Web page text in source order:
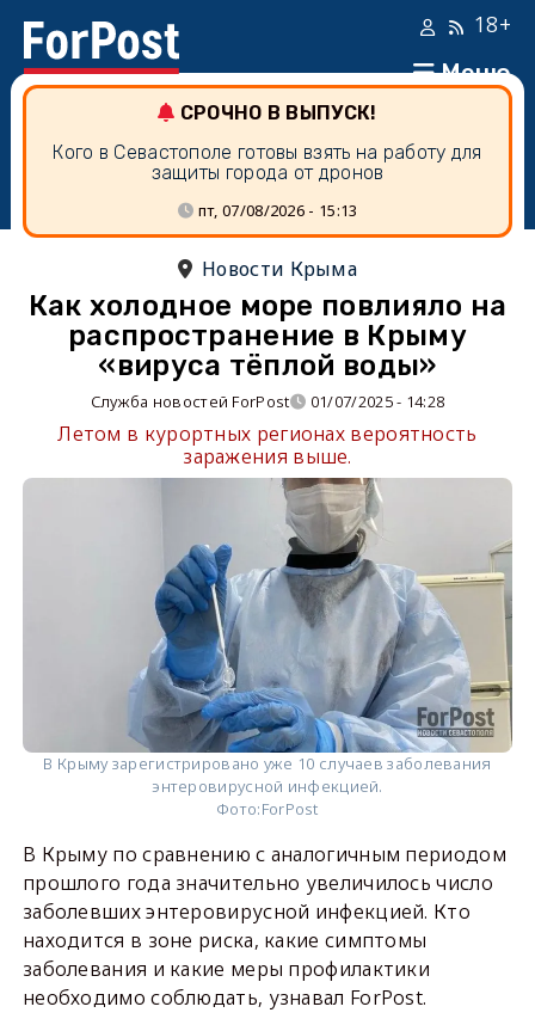
Меню
18+
СРОЧНО В ВЫПУСК!
Кого в Севастополе готовы взять на работу для
защиты города от дронов
пт, 07/08/2026 - 15:13
Новости Крыма
Как холодное море повлияло на
распространение в Крыму
«вируса тёплой воды»
Служба новостей ForPost 01/07/2025 - 14:28
Летом в курортных регионах вероятность
заражения выше.
В Крыму зарегистрировано уже 10 случаев заболевания
энтеровирусной инфекцией.
Фото:ForPost
В Крыму по сравнению с аналогичным периодом
прошлого года значительно увеличилось число
заболевших энтеровирусной инфекцией. Кто
находится в зоне риска, какие симптомы
заболевания и какие меры профилактики
необходимо соблюдать, узнавал ForPost.